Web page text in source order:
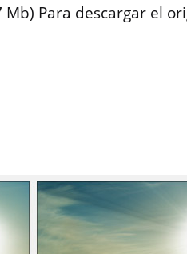
Mb) Para descargar el